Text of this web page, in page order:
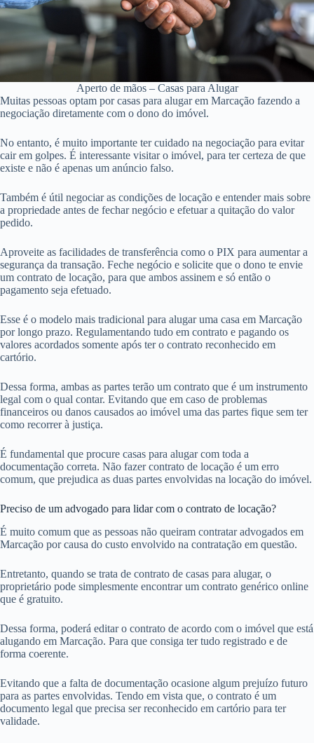
Aperto de mãos – Casas para Alugar
Muitas pessoas optam por casas para alugar em Marcação fazendo a
negociação diretamente com o dono do imóvel.
No entanto, é muito importante ter cuidado na negociação para evitar
cair em golpes. É interessante visitar o imóvel, para ter certeza de que
existe e não é apenas um anúncio falso.
Também é útil negociar as condições de locação e entender mais sobre
a propriedade antes de fechar negócio e efetuar a quitação do valor
pedido.
Aproveite as facilidades de transferência como o PIX para aumentar a
segurança da transação. Feche negócio e solicite que o dono te envie
um contrato de locação, para que ambos assinem e só então o
pagamento seja efetuado.
Esse é o modelo mais tradicional para alugar uma casa em Marcação
por longo prazo. Regulamentando tudo em contrato e pagando os
valores acordados somente após ter o contrato reconhecido em
cartório.
Dessa forma, ambas as partes terão um contrato que é um instrumento
legal com o qual contar. Evitando que em caso de problemas
financeiros ou danos causados ao imóvel uma das partes fique sem ter
como recorrer à justiça.
É fundamental que procure casas para alugar com toda a
documentação correta. Não fazer contrato de locação é um erro
comum, que prejudica as duas partes envolvidas na locação do imóvel.
Preciso de um advogado para lidar com o contrato de locação?
É muito comum que as pessoas não queiram contratar advogados em
Marcação por causa do custo envolvido na contratação em questão.
Entretanto, quando se trata de contrato de casas para alugar, o
proprietário pode simplesmente encontrar um contrato genérico online
que é gratuito.
Dessa forma, poderá editar o contrato de acordo com o imóvel que está
alugando em Marcação. Para que consiga ter tudo registrado e de
forma coerente.
Evitando que a falta de documentação ocasione algum prejuízo futuro
para as partes envolvidas. Tendo em vista que, o contrato é um
documento legal que precisa ser reconhecido em cartório para ter
validade.